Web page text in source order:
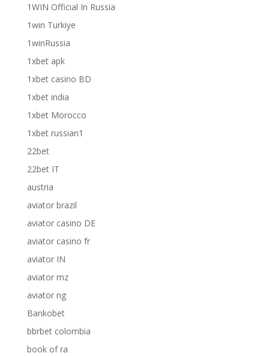
1WIN Official In Russia
1win Turkiye
1winRussia
1xbet apk
1xbet casino BD
1xbet india
1xbet Morocco
1xbet russian1
22bet
22bet IT
austria
aviator brazil
aviator casino DE
aviator casino fr
aviator IN
aviator mz
aviator ng
Bankobet
bbrbet colombia
book of ra